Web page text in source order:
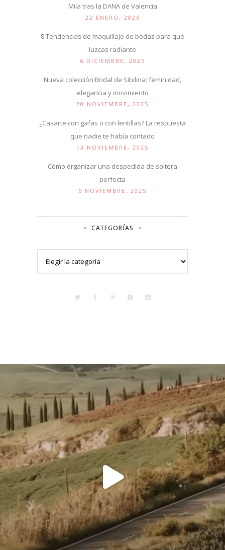
Mila tras la DANA de Valencia
22 ENERO, 2026
8 Tendencias de maquillaje de bodas para que
luzcas radiante
6 DICIEMBRE, 2025
Nueva colección Bridal de Sibilina: feminidad,
elegancia y movimiento
20 NOVIEMBRE, 2025
¿Casarte con gafas o con lentillas? La respuesta
que nadie te había contado
13 NOVIEMBRE, 2025
Cómo organizar una despedida de soltera
perfecta
6 NOVIEMBRE, 2025
CATEGORÍAS